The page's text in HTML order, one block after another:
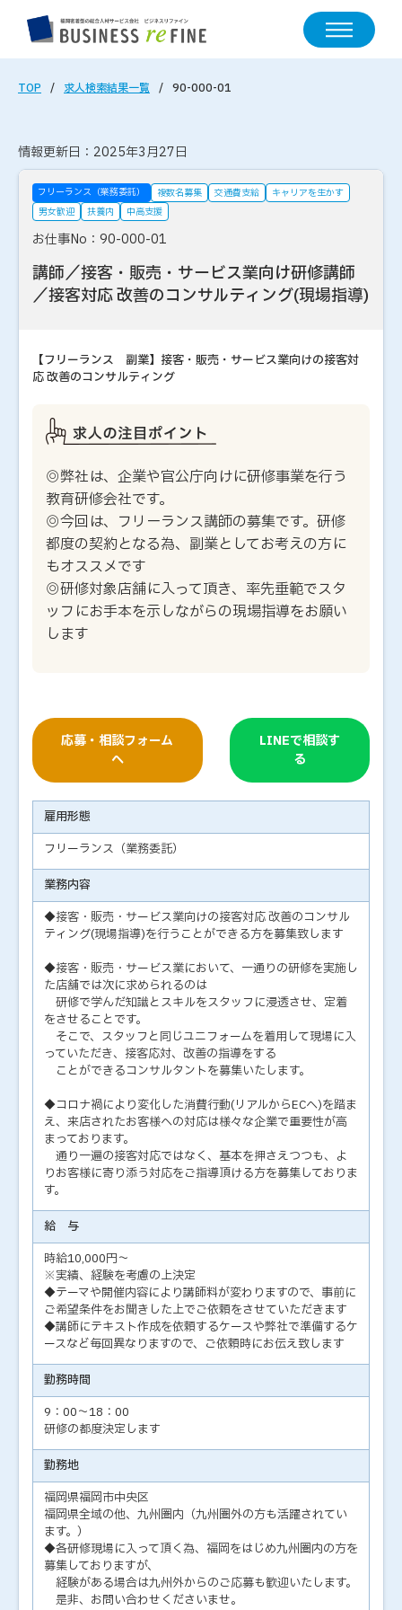
TOP 求人検索結果一覧 90-000-01
情報更新日：2025年3月27日
フリーランス（業務委託） 複数名募集 交通費支給
キャリアを生かす
男女歓迎
扶養内 中高支援
お仕事No：90-000-01
講師／接客・販売・サービス業向け研修講師
／接客対応 改善のコンサルティング(現場指導)
【フリーランス 副業】接客・販売・サービス業向けの接客対
応 改善のコンサルティング
◎弊社は、企業や官公庁向けに研修事業を行う
教育研修会社です。
◎今回は、フリーランス講師の募集です。研修
都度の契約となる為、副業としてお考えの方に
もオススメです
◎研修対象店舗に入って頂き、率先垂範でスタ
ッフにお手本を示しながらの現場指導をお願い
します
応募・相談フォーム
へ
LINEで相談す
る
雇用形態
フリーランス（業務委託）
業務内容
◆接客・販売・サービス業向けの接客対応 改善のコンサル
ティング(現場指導)を行うことができる方を募集致します
◆接客・販売・サービス業において、一通りの研修を実施し
た店舗では次に求められるのは
研修で学んだ知識とスキルをスタッフに浸透させ、定着
をさせることです。
そこで、スタッフと同じユニフォームを着用して現場に入
っていただき、接客応対、改善の指導をする
ことができるコンサルタントを募集いたします。
◆コロナ禍により変化した消費行動(リアルからECへ)を踏ま
え、来店されたお客様への対応は様々な企業で重要性が高
まっております。
通り一遍の接客対応ではなく、基本を押さえつつも、よ
りお客様に寄り添う対応をご指導頂ける方を募集しておりま
す。
給 与
時給10,000円～
※実績、経験を考慮の上決定
◆テーマや開催内容により講師料が変わりますので、事前に
ご希望条件をお聞きした上でご依頼をさせていただきます
◆講師にテキスト作成を依頼するケースや弊社で準備するケ
ースなど毎回異なりますので、ご依頼時にお伝え致します
勤務時間
9：00～18：00
研修の都度決定します
勤務地
福岡県福岡市中央区
福岡県全域の他、九州圏内（九州圏外の方も活躍されてい
ます。）
◆各研修現場に入って頂く為、福岡をはじめ九州圏内の方を
募集しておりますが、
経験がある場合は九州外からのご応募も歓迎いたします。
是非、お問い合わせくださいませ。